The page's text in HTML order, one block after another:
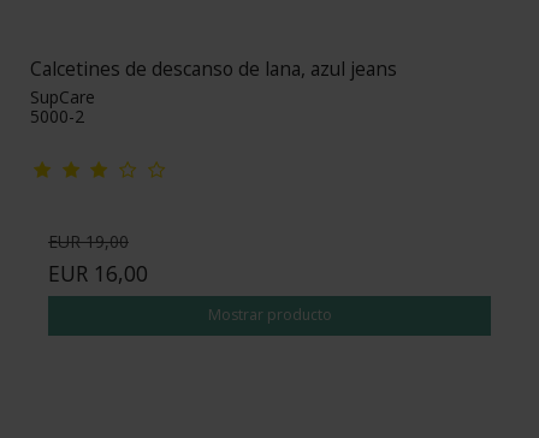
Calcetines de descanso de lana, azul jeans
SupCare
5000-2
EUR 19,00
EUR 16,00
Mostrar producto